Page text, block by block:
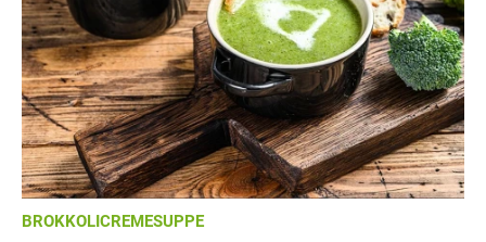
BROKKOLICREMESUPPE